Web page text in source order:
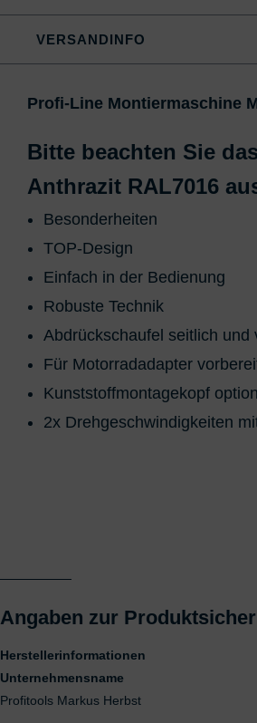
VERSANDINFO
Profi-Line Montiermaschine
Bitte beachten Sie
Anthrazit RAL7016
Besonderheiten
TOP-Design
Einfach in der Bedienung
Robuste Technik
Abdrückschaufel seitlich und
Für Motorradadapter
Kunststoffmontagekopf
2x Drehgeschwindigkeiten
Angaben zur
Herstellerinformationen
Unternehmensname
Profitools Markus Herbst